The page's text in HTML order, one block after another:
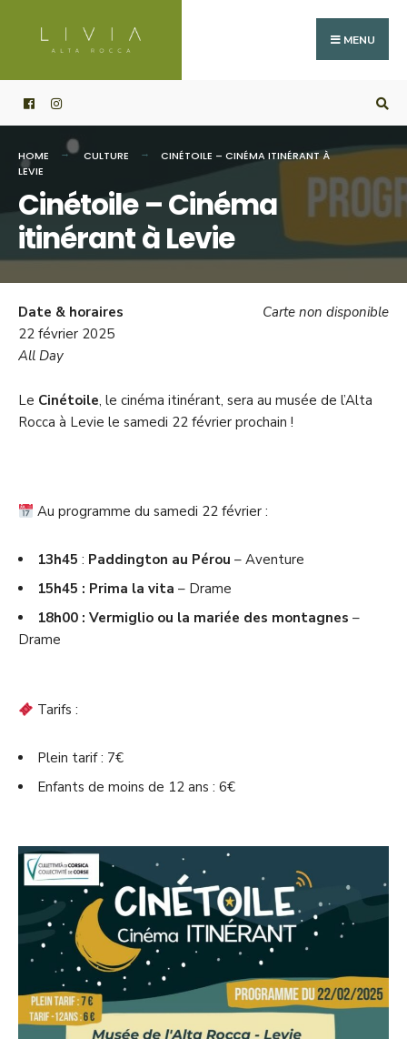
MENU
HOME CULTURE
CINÉTOILE – CINÉMA ITINÉRANT À
LEVIE
Cinétoile – Cinéma
itinérant à Levie
Carte non disponible
Date & horaires
22 février 2025
All Day
Le Cinétoile, le cinéma itinérant, sera au musée de l’Alta
Rocca à Levie le samedi 22 février prochain !
Au programme du samedi 22 février :
13h45 : Paddington au Pérou – Aventure
15h45 : Prima la vita – Drame
18h00 : Vermiglio ou la mariée des montagnes –
Drame
Tarifs :
Plein tarif : 7€
Enfants de moins de 12 ans : 6€
for: